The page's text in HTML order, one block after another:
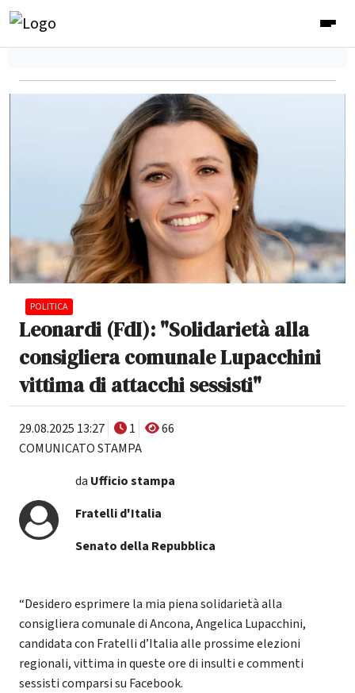
POLITICA
Leonardi (FdI): "Solidarietà alla
consigliera comunale Lupacchini
vittima di attacchi sessisti"
29.08.2025 13:27 1
66
COMUNICATO STAMPA
da Ufficio stampa
Fratelli d'Italia
Senato della Repubblica
“Desidero esprimere la mia piena solidarietà alla
consigliera comunale di Ancona, Angelica Lupacchini,
candidata con Fratelli d’Italia alle prossime elezioni
regionali, vittima in queste ore di insulti e commenti
sessisti comparsi su Facebook.